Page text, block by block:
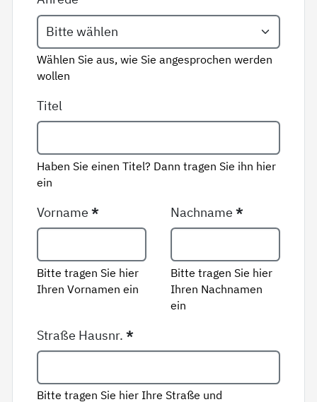
Wählen Sie aus, wie Sie angesprochen werden
wollen
Titel
Haben Sie einen Titel? Dann tragen Sie ihn hier
ein
Vorname*
Bitte tragen Sie hier
Ihren Vornamen ein
Nachname*
Bitte tragen Sie hier
Ihren Nachnamen
ein
Straße Hausnr.*
Bitte tragen Sie hier Ihre Straße und